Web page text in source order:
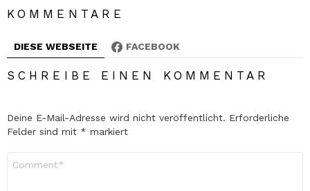
KOMMENTARE
DIESE WEBSEITE FACEBOOK
SCHREIBE EINEN KOMMENTAR
Deine E-Mail-Adresse wird nicht veröffentlicht. Erforderliche
Felder sind mit * markiert